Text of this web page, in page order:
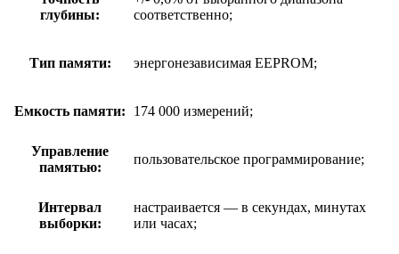
глубины:
соответственно;
Тип памяти: энергонезависимая EEPROM;
Емкость памяти: 174 000 измерений;
Управление
памятью:
пользовательское программирование;
Интервал
выборки:
настраивается — в секундах, минутах
или часах;